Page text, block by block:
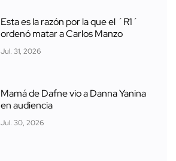
Esta es la razón por la que el ´R1´
ordenó matar a Carlos Manzo
Jul. 31, 2026
Mamá de Dafne vio a Danna Yanina
en audiencia
Jul. 30, 2026